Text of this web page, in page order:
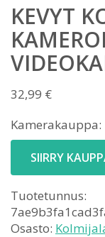
KEVYT
32,99 €
Kamerakauppa:
SIIRRY
Tuotetunnus:
Osasto: